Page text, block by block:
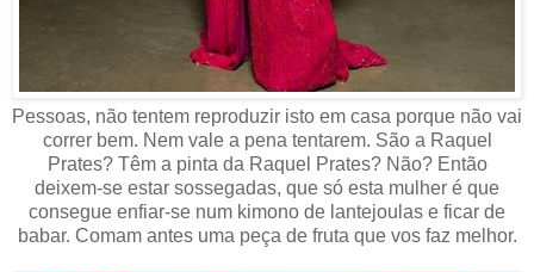
Pessoas, não tentem reproduzir isto em casa porque não vai
correr bem. Nem vale a pena tentarem. São a Raquel
Prates? Têm a pinta da Raquel Prates? Não? Então
deixem-se estar sossegadas, que só esta mulher é que
consegue enfiar-se num kimono de lantejoulas e ficar de
babar. Comam antes uma peça de fruta que vos faz melhor.